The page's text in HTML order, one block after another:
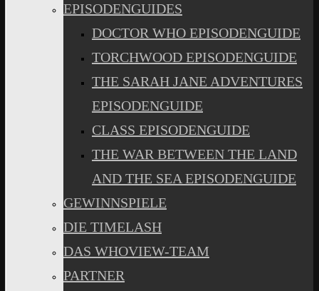
EPISODENGUIDES
DOCTOR WHO EPISODENGUIDE
TORCHWOOD EPISODENGUIDE
THE SARAH JANE ADVENTURES
EPISODENGUIDE
CLASS EPISODENGUIDE
THE WAR BETWEEN THE LAND
AND THE SEA EPISODENGUIDE
GEWINNSPIELE
DIE TIMELASH
DAS WHOVIEW-TEAM
PARTNER